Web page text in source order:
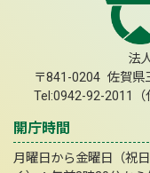
法
〒841-0204 佐賀県
Tel:0942-92-2011
開庁時間
月曜日から金曜日（祝